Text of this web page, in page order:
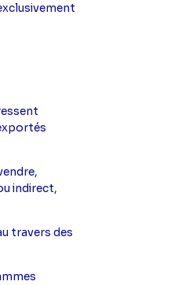
indirect,
travers des